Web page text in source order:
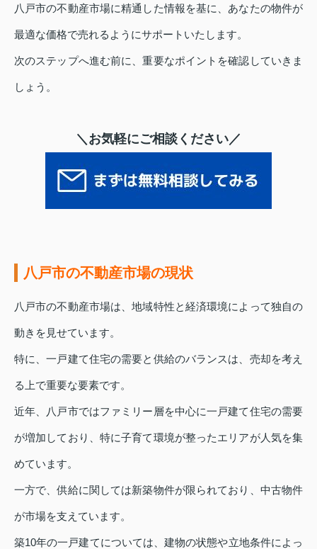
八戸市の不動産市場に精通した情報を基に、あなたの物件が
最適な価格で売れるようにサポートいたします。
次のステップへ進む前に、重要なポイントを確認していきま
しょう。
＼お気軽にご相談ください／
八戸市の不動産市場の現状
八戸市の不動産市場は、地域特性と経済環境によって独自の
動きを見せています。
特に、一戸建て住宅の需要と供給のバランスは、売却を考え
る上で重要な要素です。
近年、八戸市ではファミリー層を中心に一戸建て住宅の需要
が増加しており、特に子育て環境が整ったエリアが人気を集
めています。
一方で、供給に関しては新築物件が限られており、中古物件
が市場を支えています。
築10年の一戸建てについては、建物の状態や立地条件によっ